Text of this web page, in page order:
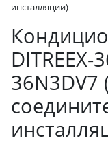
инсталляции)
DITREEX-
36N3DV7